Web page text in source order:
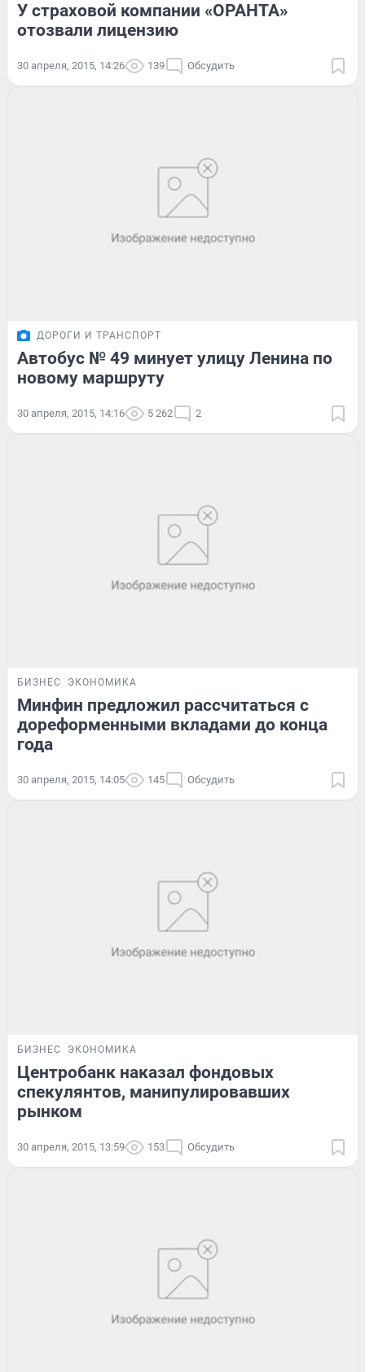
У страховой компании «ОРАНТА»
отозвали лицензию
30 апреля, 2015, 14:26 139 Обсудить
ДОРОГИ И ТРАНСПОРТ
Автобус № 49 минует улицу Ленина по
новому маршруту
30 апреля, 2015, 14:16 5 262 2
БИЗНЕС ЭКОНОМИКА
Минфин предложил рассчитаться с
дореформенными вкладами до конца
года
30 апреля, 2015, 14:05 145 Обсудить
БИЗНЕС ЭКОНОМИКА
Центробанк наказал фондовых
спекулянтов, манипулировавших
рынком
30 апреля, 2015, 13:59 153 Обсудить